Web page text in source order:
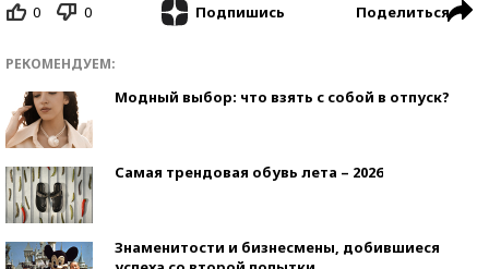
0 0 Подпишись Поделиться
РЕКОМЕНДУЕМ:
Модный выбор: что взять с собой в отпуск?
Самая трендовая обувь лета – 2026
Знаменитости и бизнесмены, добившиеся